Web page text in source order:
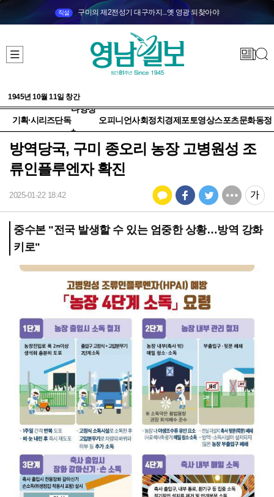
직설 구미의 제2전성기 대구까지...옛 영광 되찾아야
1945년 10월 11일 창간
기획·시리즈단독
다양성
+
오피니언사회정치 경제 포토영상스포츠문화동정
방역당국, 구미 종오리 농장 고병원성 조
류인플루엔자 확진
2025-01-22 18:42
중수본 "전국 발생할 수 있는 엄중한 상황…방역 강화
키로"